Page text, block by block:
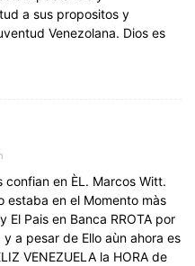
a sus propositos y
Venezolana. Dios es
confian en ÈL. Marcos Witt.
estaba en el Momento màs
El Pais en Banca RROTA por
a pesar de Ello aùn ahora es
VENEZUELA la HORA de